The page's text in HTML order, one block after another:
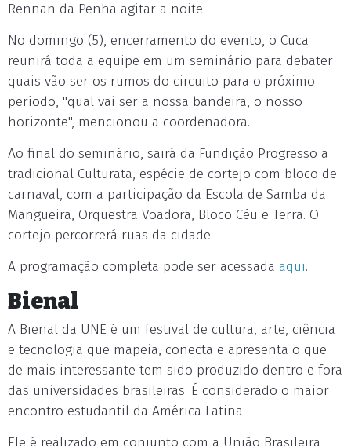
Rennan da Penha agitar a noite.
No domingo (5), encerramento do evento, o Cuca
reunirá toda a equipe em um seminário para debater
quais vão ser os rumos do circuito para o próximo
período, "qual vai ser a nossa bandeira, o nosso
horizonte", mencionou a coordenadora.
Ao final do seminário, sairá da Fundição Progresso a
tradicional Culturata, espécie de cortejo com bloco de
carnaval, com a participação da Escola de Samba da
Mangueira, Orquestra Voadora, Bloco Céu e Terra. O
cortejo percorrerá ruas da cidade.
A programação completa pode ser acessada aqui.
Bienal
A Bienal da UNE é um festival de cultura, arte, ciência
e tecnologia que mapeia, conecta e apresenta o que
de mais interessante tem sido produzido dentro e fora
das universidades brasileiras. É considerado o maior
encontro estudantil da América Latina.
Ele é realizado em conjunto com a União Brasileira